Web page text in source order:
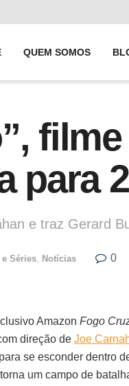
QUEM SOMOS
para
e traz Gerard
e Séries, Notícias 0
Amazon Fogo
direção de Joe
se esconder dentro
um campo de